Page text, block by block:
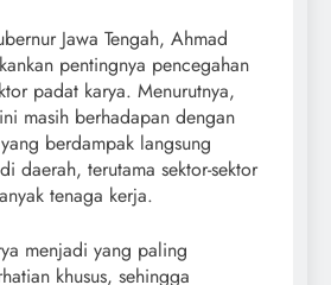
Jawa Tengah, Ahmad
pentingnya pencegahan
padat karya. Menurutnya,
masih berhadapan dengan
berdampak langsung
daerah, terutama sektor-sektor
tenaga kerja.
menjadi yang paling
khusus, sehingga